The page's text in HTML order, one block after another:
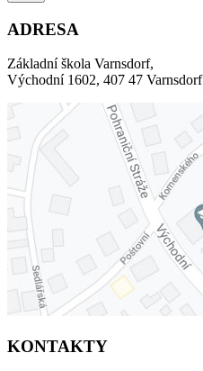
ADRESA
Základní škola Varnsdorf,
Východní 1602, 407 47 Varnsdorf
KONTAKTY